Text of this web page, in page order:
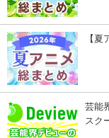
【
芸能
スク